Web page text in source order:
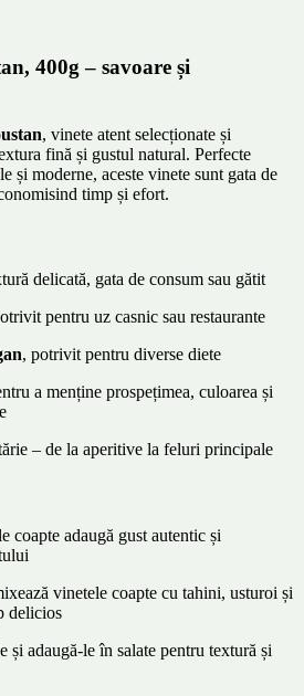
400g – savoare și
, vinete atent selecționate și
fină și gustul natural. Perfecte
și moderne, aceste vinete sunt gata de
timp și efort.
delicată, gata de consum sau gătit
pentru uz casnic sau restaurante
, potrivit pentru diverse diete
a menține prospețimea, culoarea și
– de la aperitive la feluri principale
coapte adaugă gust autentic și
vinetele coapte cu tahini, usturoi și
delicios
și adaugă-le în salate pentru textură și